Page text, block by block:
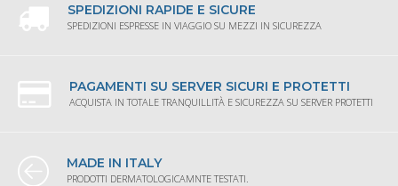
SPEDIZIONI RAPIDE E SICURE
SPEDIZIONI ESPRESSE IN VIAGGIO SU MEZZI IN SICUREZZA
PAGAMENTI SU SERVER SICURI E PROTETTI
ACQUISTA IN TOTALE TRANQUILLITÀ E SICUREZZA SU SERVER PROTETTI
MADE IN ITALY
PRODOTTI DERMATOLOGICAMNTE TESTATI.